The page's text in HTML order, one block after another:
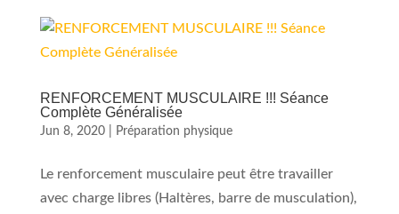
RENFORCEMENT MUSCULAIRE !!! Séance
Complète Généralisée
Jun 8, 2020| Préparation physique
Le renforcement musculaire peut être travailler
avec charge libres (Haltères, barre de musculation),